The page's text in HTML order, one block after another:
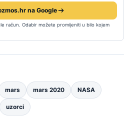
na Google
račun. Odabir možete promijeniti u bilo kojem
mars mars 2020 NASA
uzorci